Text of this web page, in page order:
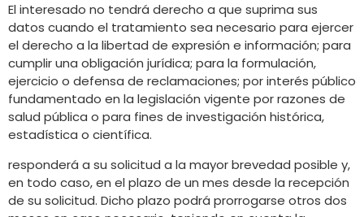
El interesado no tendrá derecho a que suprima sus
datos cuando el tratamiento sea necesario para ejercer
el derecho a la libertad de expresión e información; para
cumplir una obligación jurídica; para la formulación,
ejercicio o defensa de reclamaciones; por interés público
fundamentado en la legislación vigente por razones de
salud pública o para fines de investigación histórica,
estadística o científica.
responderá a su solicitud a la mayor brevedad posible y,
en todo caso, en el plazo de un mes desde la recepción
de su solicitud. Dicho plazo podrá prorrogarse otros dos